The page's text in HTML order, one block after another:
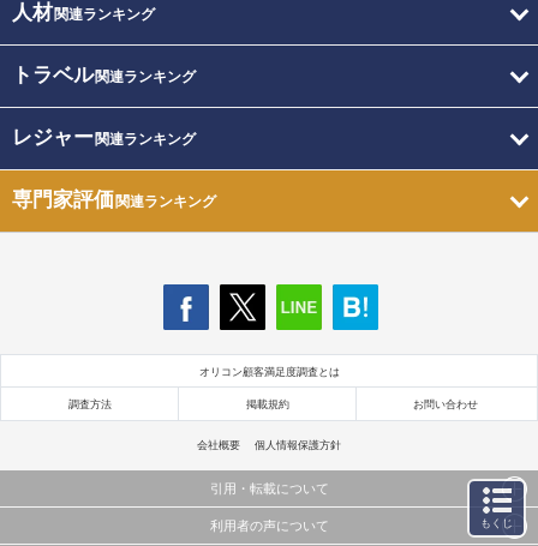
人材関連ランキング
トラベル関連ランキング
レジャー関連ランキング
専門家評価関連ランキング
オリコン顧客満足度調査とは
調査方法 掲載規約 お問い合わせ
会社概要 個人情報保護方針
引用・転載について
当サイトで公開されている情報（文字、写真、イラスト、画像データ等）及びこれらの配置・
利用者の声について もくじ